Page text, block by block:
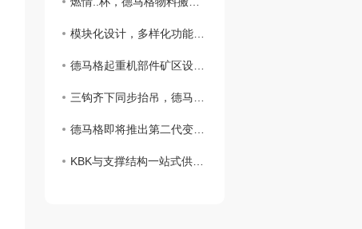
模块化设计，多样化功能，德马格推出新款MPW卷扬机
德马格起重机部件矿区设备搬运应用
三钩齐下同步抬吊，德马格KBK起重机生产波纹管应用
德马格即将推出第二代变频环链葫芦DCS-II
KBK与支撑结构一站式供应，德马格推出自立式钢结构系统(FSS)